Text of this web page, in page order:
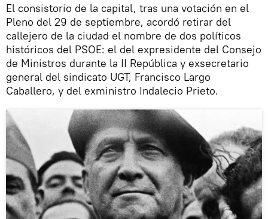
El consistorio de la capital, tras una votación en el
Pleno del 29 de septiembre, acordó retirar del
callejero de la ciudad el nombre de dos políticos
históricos del PSOE: el del expresidente del Consejo
de Ministros durante la II República y exsecretario
general del sindicato UGT, Francisco Largo
Caballero, y del exministro Indalecio Prieto.